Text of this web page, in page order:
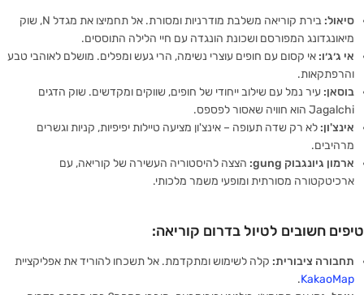
סיאול:
בירת קוריאה משלבת מודרניות ומסורת. אל תחמיצו את מגדל N, שוק
מיאונגדונג המפורסם ושכונת הונגדה עם חיי הלילה התוססים.
אי ג׳ג׳ו: אי קסום עם חופים עוצרי נשימה, הרי געש ומפלים. מושלם לאוהבי טבע
והרפתקאות.
בוסאן: עיר נמל עם שילוב ייחודי של חופים, שווקים ומקדשים. שוק הדגים
Jagalchi הוא חוויה שאסור לפספס.
אינצ'ון: לא רק שדה תעופה – אינצ'ון מציעה טיילות יפיפיות, קניות וגשרים
מרהיבים.
ארמון גיונגבוק gung:
הצצה להיסטוריה העשירה של קוריאה, עם
ארכיטקטורה מסורתית ומופעי משמר מלכותי.
טיפים חשובים לטיול בדרום קוריאה:
תחבורה ציבורית: קלה לשימוש ומתקדמת. אל תשכחו להוריד את אפליקציית
KakaoMap
.